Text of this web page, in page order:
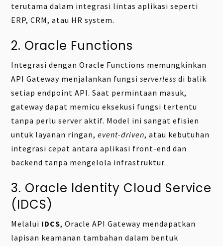
terutama dalam integrasi lintas aplikasi seperti
ERP, CRM, atau HR system.
2. Oracle Functions
Integrasi dengan Oracle Functions memungkinkan
API Gateway menjalankan fungsiserverless di balik
setiap endpoint API. Saat permintaan masuk,
gateway dapat memicu eksekusi fungsi tertentu
tanpa perlu server aktif. Model ini sangat efisien
untuk layanan ringan,event-driven, atau kebutuhan
integrasi cepat antara aplikasi front-end dan
backend tanpa mengelola infrastruktur.
3. Oracle Identity Cloud Service
(IDCS)
Melalui IDCS, Oracle API Gateway mendapatkan
lapisan keamanan tambahan dalam bentuk